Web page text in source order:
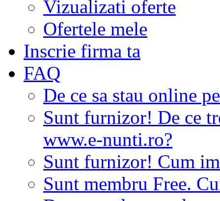
Vizualizati oferte
Ofertele mele
Inscrie firma ta
FAQ
De ce sa stau online
Sunt furnizor! De ce
www.e-nunti.ro?
Sunt furnizor! Cum
Sunt membru Free.